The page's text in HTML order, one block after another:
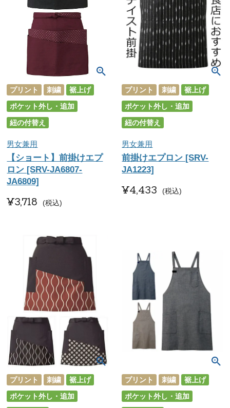
プリント 刺繍
裾上げ
ポケット外し・追加
紐の付替え
男女兼用
【ショート】前掛けエプ
ロン [SRV-JA6807-
JA6809]
¥3,718 税込
プリント 刺繍
裾上げ
ポケット外し・追加
紐の付替え
男女兼用
前掛けエプロン [SRV-
JA1223]
¥4,433 税込
プリント 刺繍
裾上げ
ポケット外し・追加
プリント 刺繍
裾上げ
ポケット外し・追加